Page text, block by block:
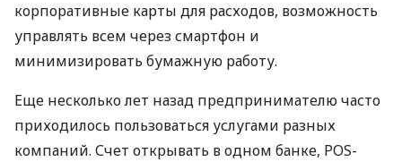
корпоративные карты для расходов, возможность
управлять всем через смартфон и
минимизировать бумажную работу.
Еще несколько лет назад предпринимателю часто
приходилось пользоваться услугами разных
компаний. Счет открывать в одном банке, POS-